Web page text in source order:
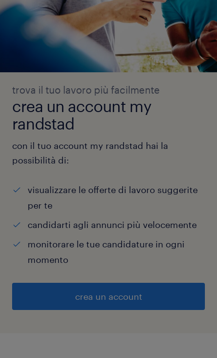
trova il tuo lavoro più facilmente
crea un account my
randstad
con il tuo account my randstad hai la
possibilità di:
visualizzare le offerte di lavoro suggerite
per te
candidarti agli annunci più velocemente
monitorare le tue candidature in ogni
momento
crea un account